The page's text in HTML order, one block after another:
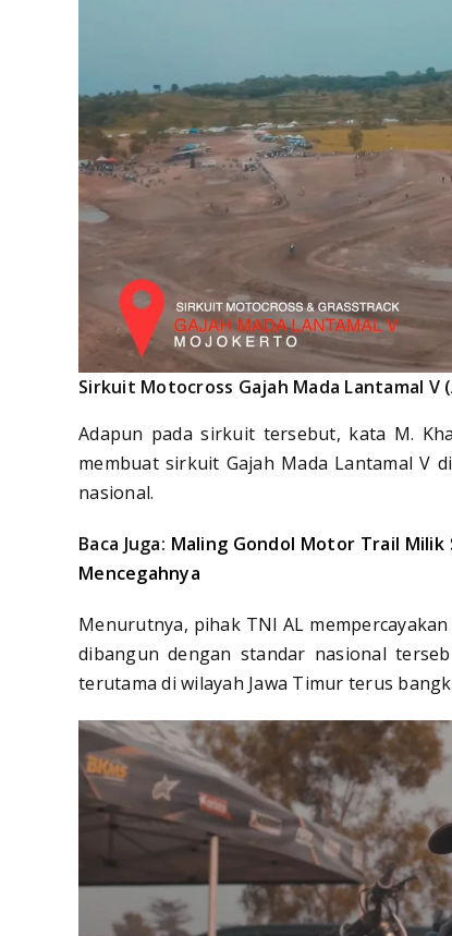
Sirkuit Motocross Gajah Mada Lantamal V
Adapun pada sirkuit tersebut, kata M.
membuat sirkuit Gajah Mada Lantamal V
nasional.
Baca Juga: Maling Gondol Motor Trail Milik
Mencegahnya
Menurutnya, pihak TNI AL
dibangun dengan standar nasional
terutama di wilayah Jawa Timur terus